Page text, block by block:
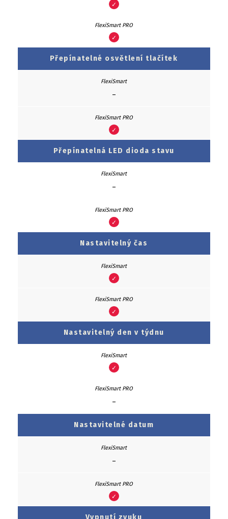
✓
✓
Přepínatelné osvětlení tlačítek
–
✓
Přepínatelná LED dioda stavu
–
✓
Nastavitelný čas
✓
✓
Nastavitelný den v týdnu
✓
–
Nastavitelné datum
–
✓
Vypnutí zvuku